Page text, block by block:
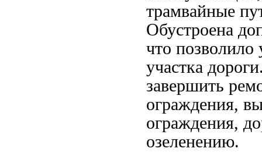
трамвайные
Обустроена
что позволило
участка
завершить
ограждения,
ограждения,
озеленению.